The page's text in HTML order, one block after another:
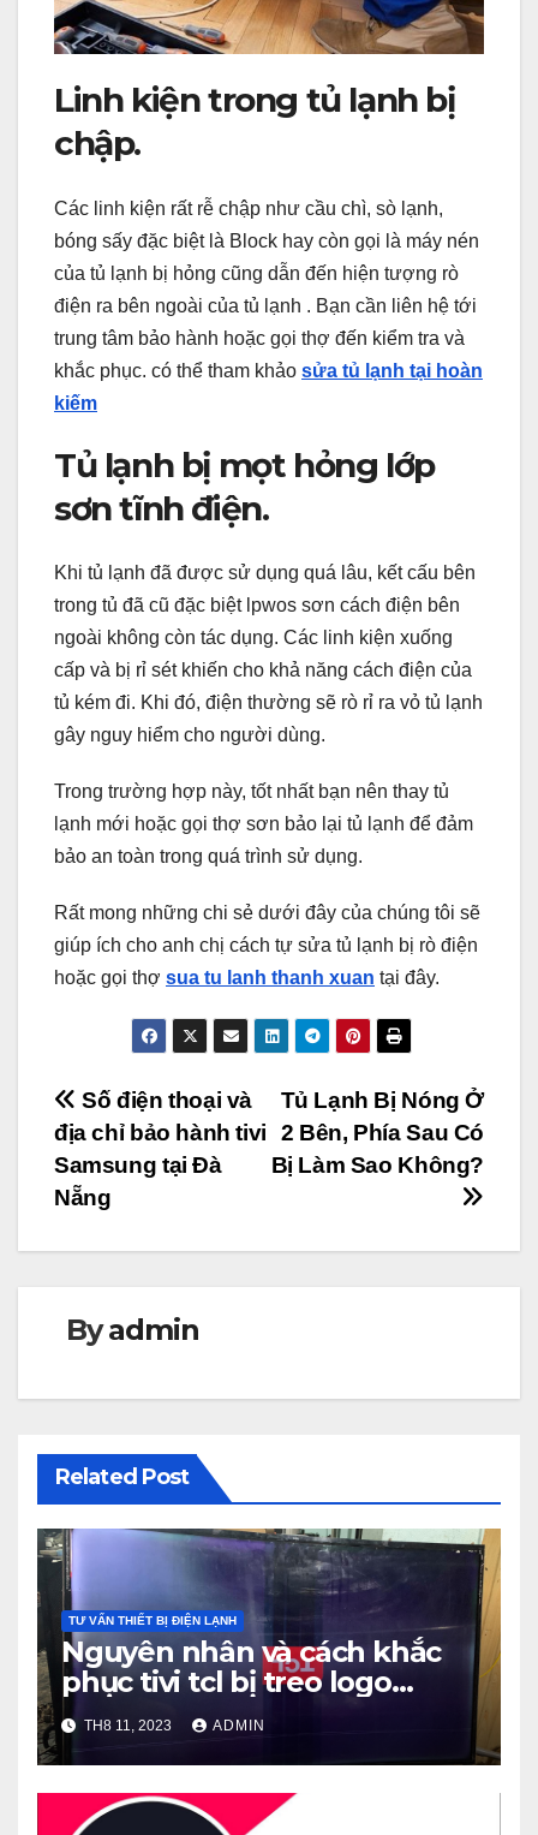
Linh kiện trong tủ lạnh bị
chập.
Các linh kiện rất rễ chập như cầu chì, sò lạnh,
bóng sấy đặc biệt là Block hay còn gọi là máy nén
của tủ lạnh bị hỏng cũng dẫn đến hiện tượng rò
điện ra bên ngoài của tủ lạnh . Bạn cần liên hệ tới
trung tâm bảo hành hoặc gọi thợ đến kiểm tra và
khắc phục. có thể tham khảo sửa tủ lạnh tại hoàn
kiếm
Tủ lạnh bị mọt hỏng lớp
sơn tĩnh điện.
Khi tủ lạnh đã được sử dụng quá lâu, kết cấu bên
trong tủ đã cũ đặc biệt lpwos sơn cách điện bên
ngoài không còn tác dụng. Các linh kiện xuống
cấp và bị rỉ sét khiến cho khả năng cách điện của
tủ kém đi. Khi đó, điện thường sẽ rò rỉ ra vỏ tủ lạnh
gây nguy hiểm cho người dùng.
Trong trường hợp này, tốt nhất bạn nên thay tủ
lạnh mới hoặc gọi thợ sơn bảo lại tủ lạnh để đảm
bảo an toàn trong quá trình sử dụng.
Rất mong những chi sẻ dưới đây của chúng tôi sẽ
giúp ích cho anh chị cách tự sửa tủ lạnh bị rò điện
hoặc gọi thợ sua tu lanh thanh xuan tại đây.
Điều
hướng
bài
viết
Tủ Lạnh Bị Nóng Ở
2 Bên, Phía Sau Có
Bị Làm Sao Không?
Số điện thoại và
địa chỉ bảo hành tivi
Samsung tại Đà
Nẵng
Byadmin
Related Post
TƯ VẤN THIẾT BỊ ĐIỆN LẠNH
Nguyên nhân và cách khắc
phục tivi tcl bị treo logo
thành công 100%
TH8 11, 2023 ADMIN